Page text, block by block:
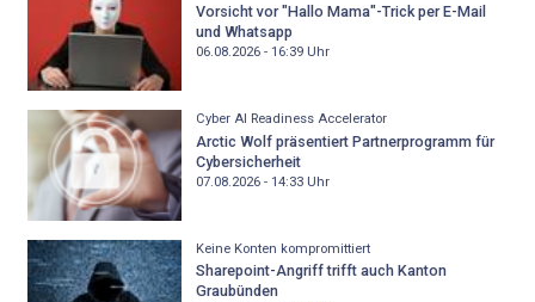
Vorsicht vor "Hallo Mama"-Trick per E-Mail
und Whatsapp
06.08.2026 - 16:39Uhr
Cyber AI Readiness Accelerator
Arctic Wolf präsentiert Partnerprogramm für
Cybersicherheit
07.08.2026 - 14:33Uhr
Keine Konten kompromittiert
Sharepoint-Angriff trifft auch Kanton
Graubünden